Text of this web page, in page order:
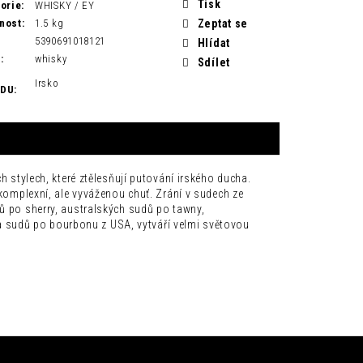
:
WHISKY / EY
:
1.5 kg
5390691018121
:
whisky
:
Irsko
Tisk
Zeptat se
Hlídat
Sdílet
stylech, které ztělesňují putování irského ducha.
ale vyváženou chuť. Zrání v sudech ze
po sherry, australských sudů po tawny,
po bourbonu z USA, vytváří velmi světovou